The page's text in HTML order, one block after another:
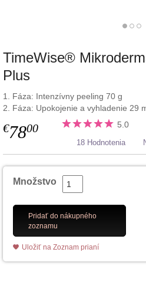
TimeWise®
Plus
1. Fáza: Intenzívny peeling 70 g
2. Fáza: Upokojenie a vyhladenie 29
€7800 5.0
18 Hodnotenia
Množstvo
Pridať do nákupného
zoznamu
Uložiť na Zoznam prianí